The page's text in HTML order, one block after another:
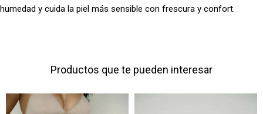
humedad y cuida la piel más sensible con frescura y confort.
Productos que te pueden interesar